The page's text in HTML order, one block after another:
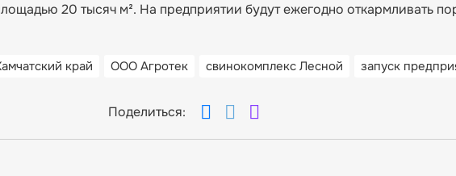
20 тысяч м². На предприятии будут ежегодно откармливать
край ООО Агротек свинокомплекс Лесной запуск
Поделиться: